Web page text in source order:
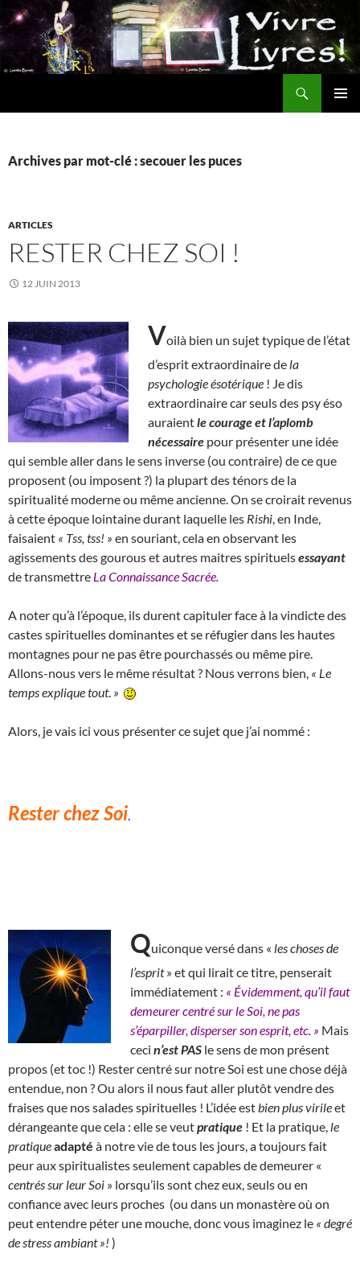
Aller
au
contenu
Archives par mot-clé : secouer les puces
ARTICLES
RESTER CHEZ SOI !
12 JUIN 2013
Voilà bien un sujet typique de l’état
d’esprit extraordinaire de la
psychologie ésotérique ! Je dis
extraordinaire car seuls des psy éso
auraientle courage et l’aplomb
nécessaire pour présenter une idée
qui semble aller dans le sens inverse (ou contraire) de ce que
proposent (ou imposent ?) la plupart des ténors de la
spiritualité moderne ou même ancienne. On se croirait revenus
à cette époque lointaine durant laquelle les Rishi , en Inde,
faisaient « Tss, tss! » en souriant, cela en observant les
agissements des gourous et autres maitres spirituelsessayant
de transmettre La Connaissance Sacrée.
A noter qu’à l’époque, ils durent capituler face à la vindicte des
castes spirituelles dominantes et se réfugier dans les hautes
montagnes pour ne pas être pourchassés ou même pire.
Allons-nous vers le même résultat ? Nous verrons bien, « Le
temps explique tout. »
Alors, je vais ici vous présenter ce sujet que j’ai nommé :
Rester chez Soi
Quiconque versé dans « les choses de
l’esprit» et qui lirait ce titre, penserait
immédiatement : « Évidemment, qu’il faut
demeurer centré sur le Soi, ne pas
s’éparpiller, disperser son esprit, etc. » Mais
ceci n’est PAS le sens de mon présent
propos (et toc !) Rester centré sur notre Soi est une chose déjà
entendue, non ? Ou alors il nous faut aller plutôt vendre des
fraises que nos salades spirituelles ! L’idée est bien plus virileet
dérangeante que cela : elle se veutpratique ! Et la pratique, le
pratiqueadapté à notre vie de tous les jours, a toujours fait
peur aux spiritualistes seulement capables de demeurer «
centrés sur leur Soi » lorsqu’ils sont chez eux, seuls ou en
confiance avec leurs proches (ou dans un monastère où on
peut entendre péter une mouche, donc vous imaginez le « degré
de stress ambiant »! )